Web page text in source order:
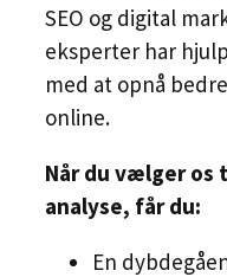
SEO og digital
eksperter har
med at opnå
online.
Når du vælger os
analyse, får du:
En